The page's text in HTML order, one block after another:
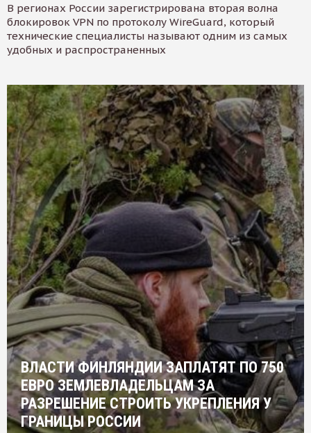
В регионах России зарегистрирована вторая волна
блокировок VPN по протоколу WireGuard, который
технические специалисты называют одним из самых
удобных и распространенных
ВЛАСТИ ФИНЛЯНДИИ ЗАПЛАТЯТ ПО 750
ЕВРО ЗЕМЛЕВЛАДЕЛЬЦАМ ЗА
РАЗРЕШЕНИЕ СТРОИТЬ УКРЕПЛЕНИЯ У
ГРАНИЦЫ РОССИИ